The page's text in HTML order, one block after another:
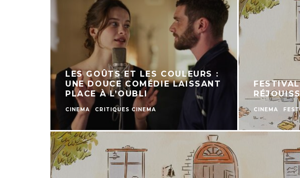
LES GOÛTS ET LES COULEURS :
UNE DOUCE COMÉDIE LAISSANT
PLACE À L’OUBLI
CINEMA CRITIQUES CINEMA CINEMA